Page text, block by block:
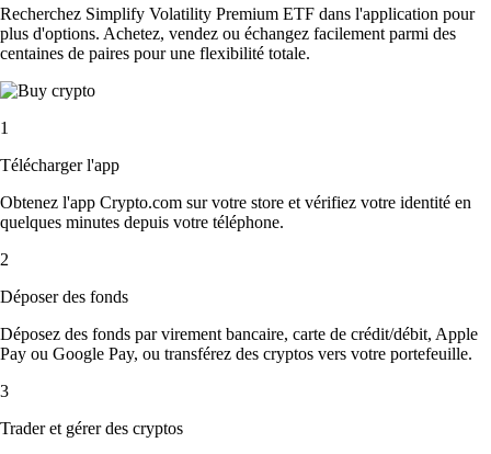
Recherchez Simplify Volatility Premium ETF dans l'application pour
plus d'options. Achetez, vendez ou échangez facilement parmi des
centaines de paires pour une flexibilité totale.
1
Télécharger l'app
Obtenez l'app Crypto.com sur votre store et vérifiez votre identité en
quelques minutes depuis votre téléphone.
2
Déposer des fonds
Déposez des fonds par virement bancaire, carte de crédit/débit, Apple
Pay ou Google Pay, ou transférez des cryptos vers votre portefeuille.
3
Trader et gérer des cryptos